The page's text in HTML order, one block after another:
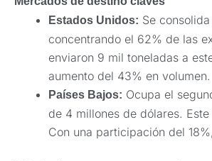
Estados Unidos: Se
concentrando el 62% de las
enviaron 9 mil toneladas a
aumento del 43% en volumen.
Países Bajos: Ocupa el
de 4 millones de dólares.
Con una participación del 18%,